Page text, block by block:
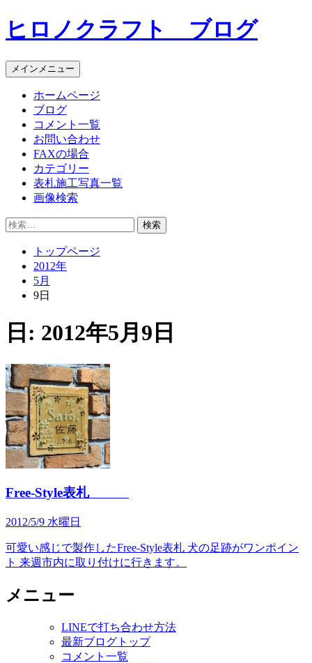
コ
ン
ン
ツ
ヒロノクラフト ブログ
メインメニュー
ホームページ
ブログ
コメント一覧
お問い合わせ
FAXの場合
カテゴリー
表札施工写真一覧
画像検索
検
トップページ
2012年
5月
9日
日: 2012年5月9日
Free-Style表札
2012/5/9 水曜日
可愛い感じで製作したFree-Style表札 犬の足跡がワンポイン
ト 来週市内に取り付けに行きます。
メニュー
LINEで打ち合わせ方法
最新ブログトップ
コメント一覧